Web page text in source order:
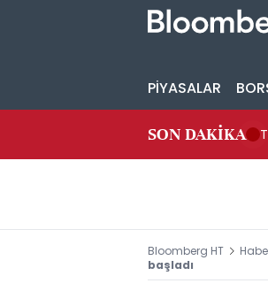
PİYASALAR
SON DAKİKA
Bloomberg HT
başladı